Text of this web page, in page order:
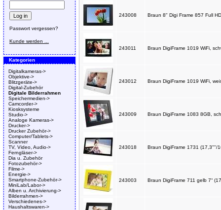
Passwort vergessen?
Kunde werden ...
Kategorien
Digitalkameras->
Objektive->
Blitzgeräte->
Digital-Zubehör
Digitale Bilderrahmen
Speichermedien->
Camcorder->
Kiosksysteme
Studio->
Analoge Kameras->
Drucker->
Drucker Zubehör->
Computer/Tablets->
Scanner
TV, Video, Audio->
Ferngläser->
Dia u. Zubehör
Fotozubehör->
Filme->
Energie->
Smartphone-Zubehör->
MiniLab/Labor->
Alben u. Archivierung->
Bilderrahmen->
Verschiedenes->
Haushaltswaren->
243008 Braun 8" Digi Frame 857 Full
243011 Braun DigiFrame 1019 WiFi,
243012 Braun DigiFrame 1019 WiFi,
243009 Braun DigiFrame 1083 8GB,
243018 Braun DigiFrame 1731 (17,3""/
243003 Braun DigiFrame 711 gelb 7“